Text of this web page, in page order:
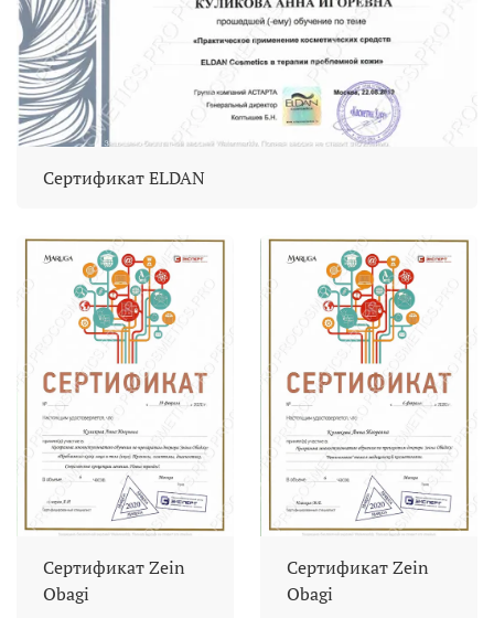
Сертификат ELDAN
Сертификат Zein
Obagi
Сертификат Zein
Obagi